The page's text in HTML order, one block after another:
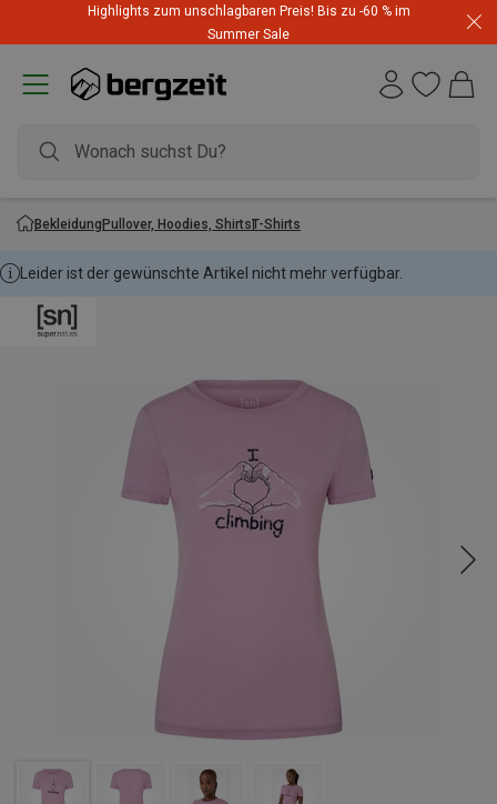
Highlights zum unschlagbaren Preis! Bis zu -60 % im
Summer Sale
BekleidungPullover, Hoodies, ShirtsT-Shirts
Leider ist der gewünschte Artikel nicht mehr verfügbar.